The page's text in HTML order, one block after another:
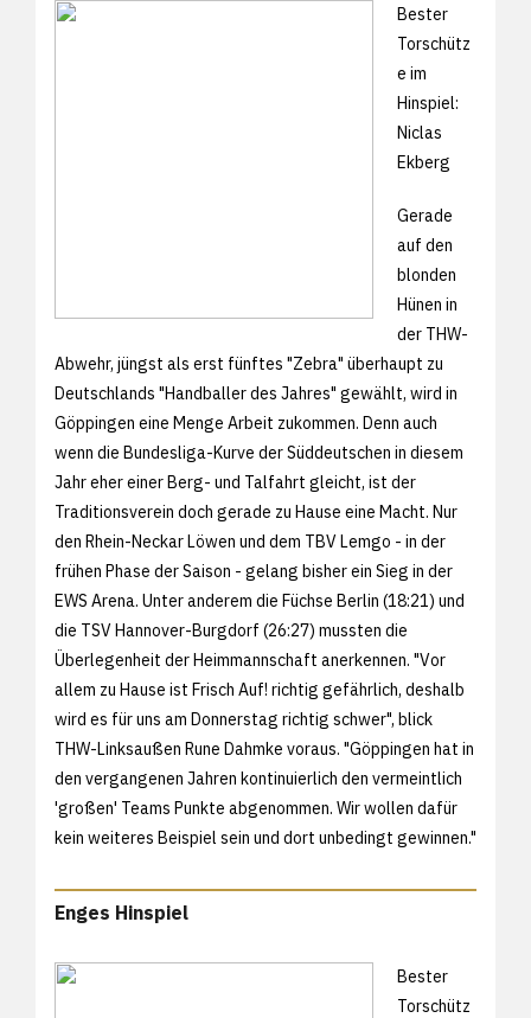
Bester
Torschütz
e im
Hinspiel:
Niclas
Ekberg
Gerade
auf den
blonden
Hünen in
der THW-
Abwehr, jüngst als erst fünftes "Zebra" überhaupt zu
Deutschlands "Handballer des Jahres" gewählt, wird in
Göppingen eine Menge Arbeit zukommen. Denn auch
wenn die Bundesliga-Kurve der Süddeutschen in diesem
Jahr eher einer Berg- und Talfahrt gleicht, ist der
Traditionsverein doch gerade zu Hause eine Macht. Nur
den Rhein-Neckar Löwen und dem TBV Lemgo - in der
frühen Phase der Saison - gelang bisher ein Sieg in der
EWS Arena. Unter anderem die Füchse Berlin (18:21) und
die TSV Hannover-Burgdorf (26:27) mussten die
Überlegenheit der Heimmannschaft anerkennen. "Vor
allem zu Hause ist Frisch Auf! richtig gefährlich, deshalb
wird es für uns am Donnerstag richtig schwer", blick
THW-Linksaußen Rune Dahmke voraus. "Göppingen hat in
den vergangenen Jahren kontinuierlich den vermeintlich
'großen' Teams Punkte abgenommen. Wir wollen dafür
kein weiteres Beispiel sein und dort unbedingt gewinnen."
Enges Hinspiel
Bester
Torschütz